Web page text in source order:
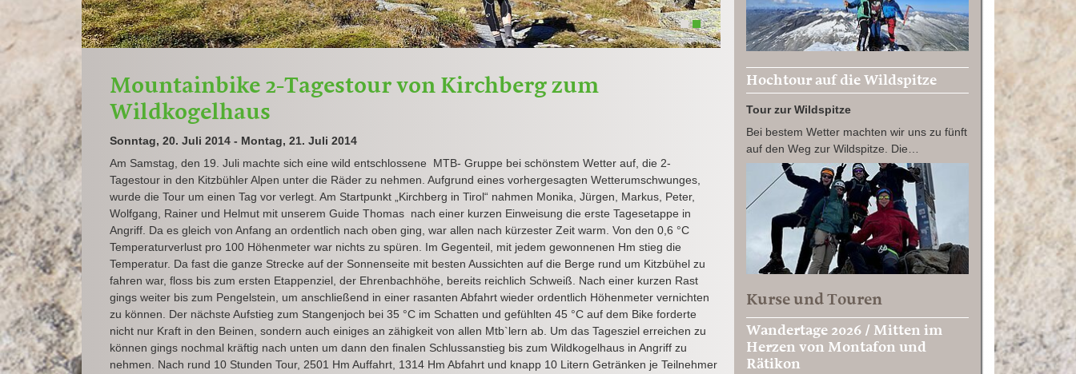
1 2
Mountainbike 2-Tagestour von Kirchberg zum
Wildkogelhaus
Sonntag, 20. Juli 2014 - Montag, 21. Juli 2014
Am Samstag, den 19. Juli machte sich eine wild entschlossene MTB- Gruppe bei schönstem Wetter auf, die 2-
Tagestour in den Kitzbühler Alpen unter die Räder zu nehmen. Aufgrund eines vorhergesagten Wetterumschwunges,
wurde die Tour um einen Tag vor verlegt. Am Startpunkt „Kirchberg in Tirol“ nahmen Monika, Jürgen, Markus, Peter,
Wolfgang, Rainer und Helmut mit unserem Guide Thomas nach einer kurzen Einweisung die erste Tagesetappe in
Angriff. Da es gleich von Anfang an ordentlich nach oben ging, war allen nach kürzester Zeit warm. Von den 0,6 °C
Temperaturverlust pro 100 Höhenmeter war nichts zu spüren. Im Gegenteil, mit jedem gewonnenen Hm stieg die
Temperatur. Da fast die ganze Strecke auf der Sonnenseite mit besten Aussichten auf die Berge rund um Kitzbühel zu
fahren war, floss bis zum ersten Etappenziel, der Ehrenbachhöhe, bereits reichlich Schweiß. Nach einer kurzen Rast
gings weiter bis zum Pengelstein, um anschließend in einer rasanten Abfahrt wieder ordentlich Höhenmeter vernichten
zu können. Der nächste Aufstieg zum Stangenjoch bei 35 °C im Schatten und gefühlten 45 °C auf dem Bike forderte
nicht nur Kraft in den Beinen, sondern auch einiges an zähigkeit von allen Mtb`lern ab. Um das Tagesziel erreichen zu
können gings nochmal kräftig nach unten um dann den finalen Schlussanstieg bis zum Wildkogelhaus in Angriff zu
nehmen. Nach rund 10 Stunden Tour, 2501 Hm Auffahrt, 1314 Hm Abfahrt und knapp 10 Litern Getränken je Teilnehmer
Hochtour auf die Wildspitze
Tour zur Wildspitze
Bei bestem Wetter machten wir uns zu fünft
auf den Weg zur Wildspitze. Die…
Kurse und Touren
Wandertage 2026 / Mitten im
Herzen von Montafon und
Rätikon